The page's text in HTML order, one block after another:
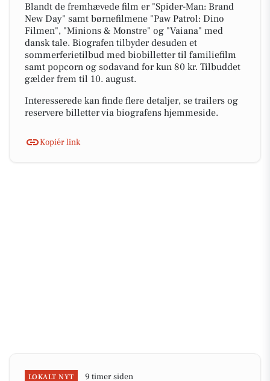
Blandt de fremhævede film er "Spider-Man: Brand
New Day" samt børnefilmene "Paw Patrol: Dino
Filmen", "Minions & Monstre" og "Vaiana" med
dansk tale. Biografen tilbyder desuden et
sommerferietilbud med biobilletter til familiefilm
samt popcorn og sodavand for kun 80 kr. Tilbuddet
gælder frem til 10. august.
Interesserede kan finde flere detaljer, se trailers og
reservere billetter via biografens hjemmeside.
Kopiér link
LOKALT NYT 9 timer siden